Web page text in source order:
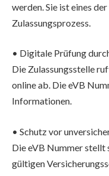
werden. Sie ist eines
Zulassungsprozess.
• Digitale Prüfung
Die Zulassungsstelle
online ab. Die eVB
Informationen.
• Schutz vor
Die eVB Nummer stellt
gültigen